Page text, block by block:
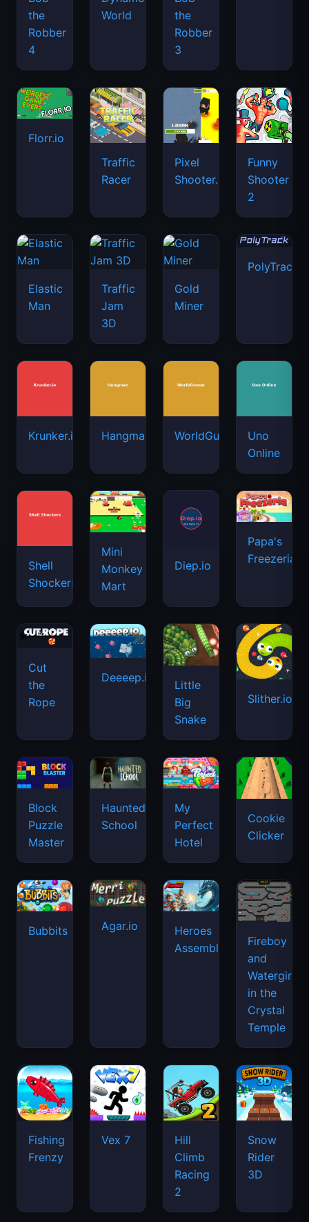
the
Robber
4
World
the
Robber
3
Florr.io
Traffic
Racer
Pixel
Shooter.IO
Funny
Shooter
2
Elastic
Man
Traffic
Jam
3D
Gold
Miner
PolyTrack
Krunker.io Hangman WorldGuessr
Uno
Online
Shell
Shockers
Mini
Monkey
Mart
Diep.io
Papa's
Freezeria
Cut
the
Rope
Deeeep.io
Little
Big
Snake
Slither.io
Block
Puzzle
Master
Haunted
School
My
Perfect
Hotel
Cookie
Clicker
Bubbits Agar.io
Heroes
Assemble
Fireboy
and
Watergirl
in the
Crystal
Temple
Fishing
Frenzy
Vex 7
Hill
Climb
Racing
2
Snow
Rider
3D